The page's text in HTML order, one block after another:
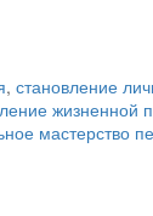
, становление
жизненной
мастерство